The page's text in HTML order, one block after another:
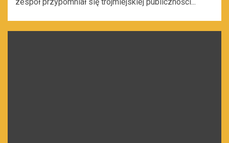
zespół przypomniał się trójmiejskiej publiczności...